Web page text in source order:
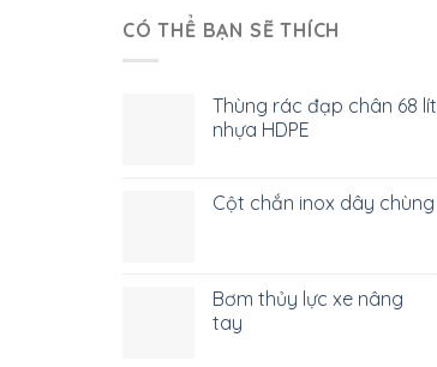
CÓ THỂ BẠN SẼ THÍCH
Thùng rác đạp chân 68 lít
nhựa HDPE
Cột chắn inox dây chùng
Bơm thủy lực xe nâng
tay